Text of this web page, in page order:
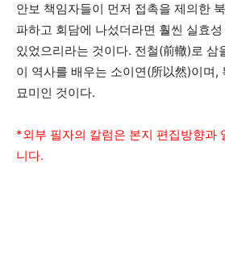
안보 책임자들이 먼저 접촉을 제의한
파하고 회담에 나섰더라면 훨씬 실효
있었으리라는 것이다. 전철(前轍)로 삼
이 역사를 배우는 소이연(所以然)이며,
묘미인 것이다.
*외부 필자의 칼럼은 본지 편집방향과
니다.